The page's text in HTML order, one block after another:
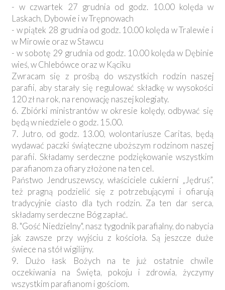
- w czwartek 27 grudnia od godz. 10.00 kolęda w
Laskach, Dybowie i w Trępnowach
- w piątek 28 grudnia od godz. 10.00 kolęda w Tralewie i
w Mirowie oraz w Stawcu
- w sobotę 29 grudnia od godz. 10.00 kolęda w Dębinie
wieś, w Chlebówce oraz w Kąciku
Zwracam się z prośbą do wszystkich rodzin naszej
parafii, aby starały się regulować składkę w wysokości
120 zł na rok, na renowację naszej kolegiaty.
6. Zbiórki ministrantów w okresie kolędy, odbywać się
będą w niedziele o godz. 15.00.
7. Jutro, od godz. 13.00, wolontariusze Caritas, będą
wydawać paczki świąteczne uboższym rodzinom naszej
parafii. Składamy serdeczne podziękowanie wszystkim
parafianom za ofiary złożone na ten cel.
Państwo Jendruszewscy, właściciele cukierni „Jędruś”,
też pragną podzielić się z potrzebującymi i ofiarują
tradycyjnie ciasto dla tych rodzin. Za ten dar serca,
składamy serdeczne Bóg zapłać.
8. "Gość Niedzielny", nasz tygodnik parafialny, do nabycia
jak zawsze przy wyjściu z kościoła. Są jeszcze duże
świece na stół wigilijny.
9. Dużo łask Bożych na te już ostatnie chwile
oczekiwania na Święta, pokoju i zdrowia, życzymy
wszystkim parafianom i gościom.